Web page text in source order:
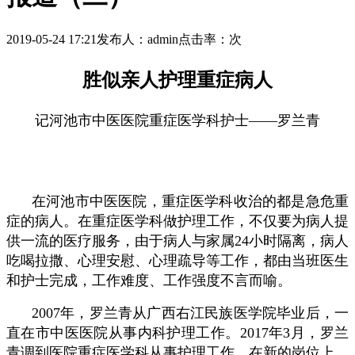
2019-05-24 17:21 发布人：admin点击率： 次
胜似亲人护理重症病人
记河池市中医医院重症医学科护士——罗兰青
在河池市中医医院，重症医学科收治的都是急危重
症的病人。在重症医学科做护理工作，不仅要为病人提
供一流的医疗服务，由于病人与家属24小时隔离，病人
吃喝拉撒、心理安慰、心理疏导等工作，都由当班医生
和护士完成，工作难度、工作强度不言而喻。
2007年，罗兰青从广西右江民族医学院毕业后，一
直在市中医医院从事内科护理工作。2017年3月，罗兰